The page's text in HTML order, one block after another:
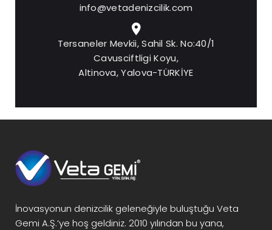
info@vetadenizcilik.com
Tersaneler Mevkii, Sahil Sk. No:40/1
Cavusciftligi Koyu,
Altinova, Yalova-TÜRKİYE
İnovasyonun denizcilik geleneğiyle buluştuğu Veta
Gemi A.Ş.’ye hoş geldiniz. 2010 yılından bu yana,